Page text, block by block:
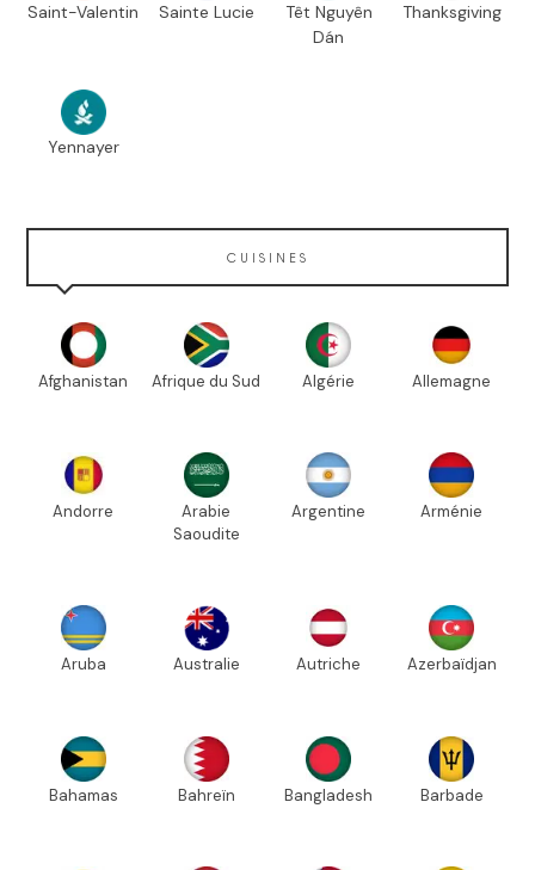
Saint-Valentin Sainte Lucie
Têt Nguyên
Dán
Thanksgiving
Yennayer
CUISINES
Afghanistan Afrique du Sud Algérie Allemagne
Andorre
Arabie
Saoudite
Argentine Arménie
Aruba Australie Autriche Azerbaïdjan
Bahamas Bahreïn Bangladesh Barbade